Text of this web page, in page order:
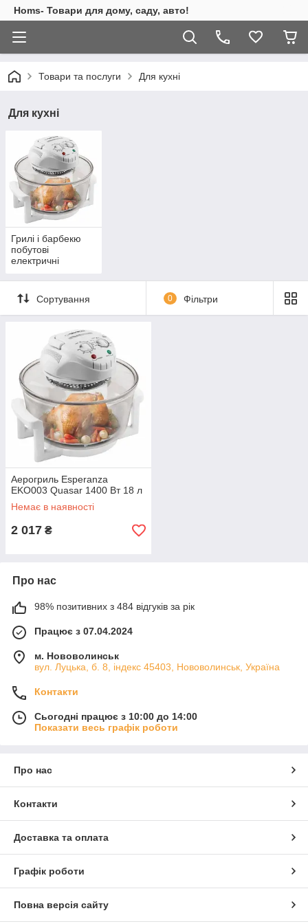
Homs- Товари для дому, саду, авто!
Товари та послуги Для кухні
Для кухні
Грилі і барбекю
побутові
електричні
Сортування 0 Фільтри
Аерогриль Esperanza
EKO003 Quasar 1400 Вт 18 л
Немає в наявності
2 017 ₴
Про нас
98% позитивних з 484 відгуків за рік
Працює з 07.04.2024
м. Нововолинськ
вул. Луцька, б. 8, індекс 45403, Нововолинськ, Україна
Контакти
Сьогодні працює з 10:00 до 14:00
Показати весь графік роботи
Про нас
Контакти
Доставка та оплата
Графік роботи
Повна версія сайту